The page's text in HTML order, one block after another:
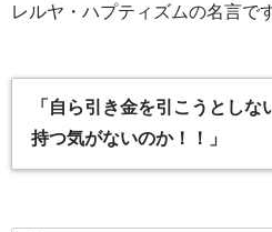
レルヤ・ハプティズムの名言です
「自ら引き金を引こうとし
持つ気がないのか！！」